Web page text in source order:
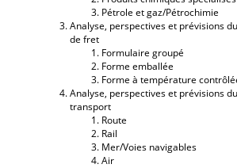
Pétrole et gaz/Pétrochimie
Analyse, perspectives et prévisions
de fret
Formulaire groupé
Forme emballée
Forme à température
Analyse, perspectives et prévisions
transport
Route
Rail
Mer/Voies navigables
Air